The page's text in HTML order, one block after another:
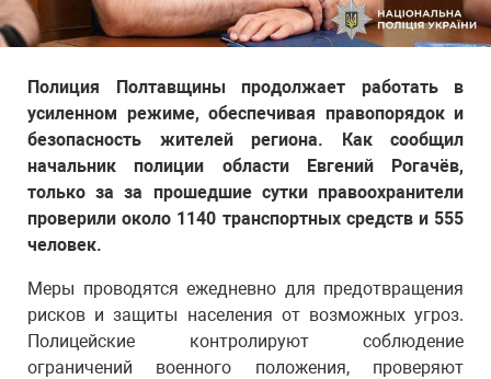
Полиция Полтавщины продолжает работать в
усиленном режиме, обеспечивая правопорядок и
безопасность жителей региона. Как сообщил
начальник полиции области Евгений Рогачёв,
только за за прошедшие сутки правоохранители
проверили около 1140 транспортных средств и 555
человек.
Меры проводятся ежедневно для предотвращения
рисков и защиты населения от возможных угроз.
Полицейские контролируют соблюдение
ограничений военного положения, проверяют